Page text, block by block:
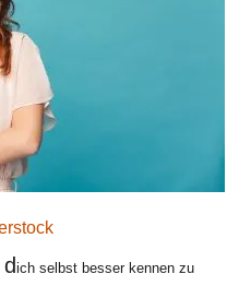
ich selbst besser kennen zu